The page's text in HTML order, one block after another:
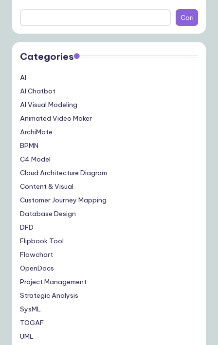
Cari
Categories
AI
AI Chatbot
AI Visual Modeling
Animated Video Maker
ArchiMate
BPMN
C4 Model
Cloud Architecture Diagram
Content & Visual
Customer Journey Mapping
Database Design
DFD
Flipbook Tool
Flowchart
OpenDocs
Project Management
Strategic Analysis
SysML
TOGAF
UML